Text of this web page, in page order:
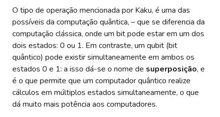
O tipo de operação mencionada por Kaku, é uma das
possíveis da computação quântica, – que se diferencia da
computação clássica, onde um bit pode estar em um dos
dois estados: 0 ou 1. Em contraste, um qubit (bit
quântico) pode existir simultaneamente em ambos os
estados 0 e 1: a isso dá-se o nome de superposição, e
é o que permite que um computador quântico realize
cálculos em múltiplos estados simultaneamente, o que
dá muito mais potência aos computadores.